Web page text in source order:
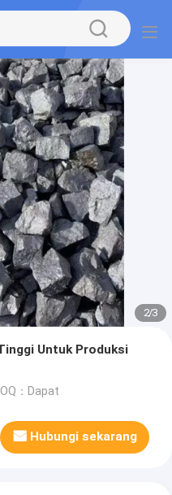
2/3
Untuk Produksi
：Dapat
Hubungi sekarang